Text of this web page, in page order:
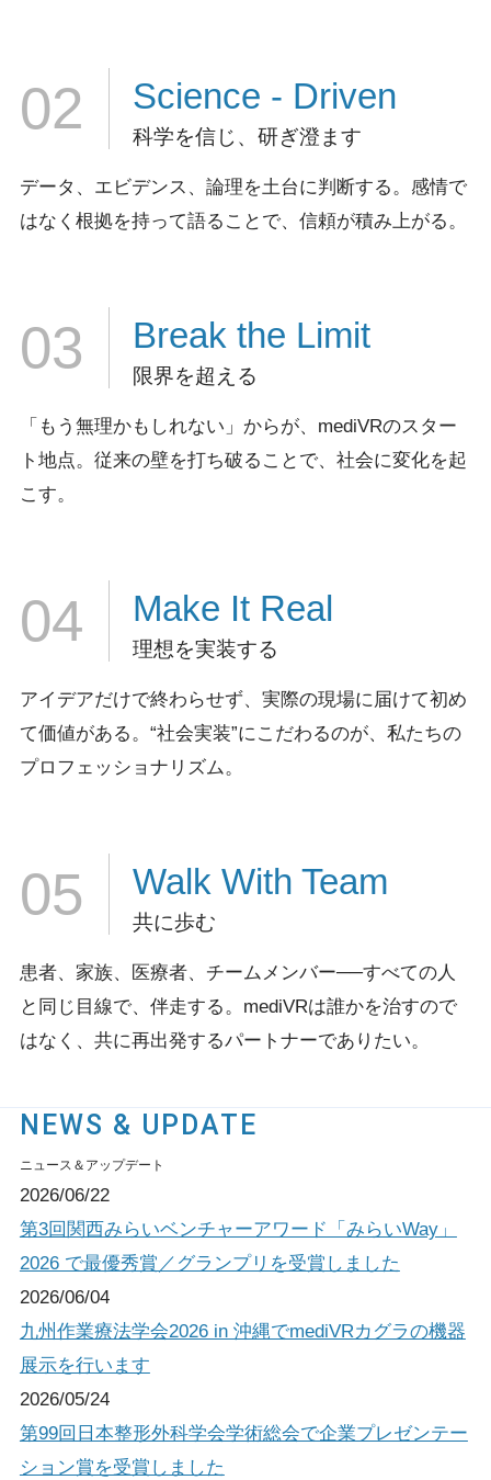
02 Science - Driven
科学を信じ、研ぎ澄ます
データ、エビデンス、論理を土台に判断する。 感情で
はなく根拠を持って語ることで、信頼が積み上がる。
03 Break the Limit
限界を超える
「もう無理かもしれない」からが、mediVRのスター
ト地点。 従来の壁を打ち破ることで、社会に変化を起
こす。
04 Make It Real
理想を実装する
アイデアだけで終わらせず、実際の現場に届けて初め
て価値がある。 “社会実装”にこだわるのが、私たちの
プロフェッショナリズム。
05 Walk With Team
共に歩む
患者、家族、医療者、チームメンバー──すべての人
と同じ目線で、伴走する。 mediVRは誰かを治すので
はなく、共に再出発するパートナーでありたい。
NEWS & UPDATE
ニュース＆アップデート
2026/06/22
第3回関西みらいベンチャーアワード「みらいWay」
2026 で最優秀賞／グランプリを受賞しました
2026/06/04
九州作業療法学会2026 in 沖縄でmediVRカグラの機器
展示を行います
2026/05/24
第99回日本整形外科学会学術総会で企業プレゼンテー
ション賞を受賞しました